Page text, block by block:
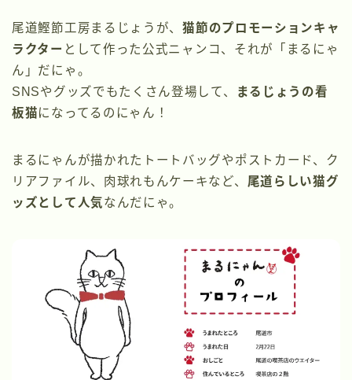
尾道鰹節工房まるじょうが、猫節のプロモーションキャ
ラクター として作った公式ニャンコ、それが「まるにゃ
ん」だにゃ。
SNSやグッズでもたくさん登場して、
まるじょうの看
板猫になってるのにゃん！
まるにゃんが描かれたトートバッグやポストカード、ク
リアファイル、肉球れもんケーキなど、 尾道らしい猫グ
ッズとして人気なんだにゃ。